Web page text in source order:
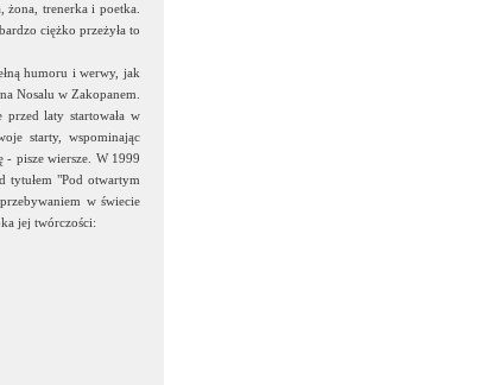
żona, trenerka i poetka.
ciężko przeżyła to
humoru i werwy, jak
Nosalu w Zakopanem.
przed laty startowała w
starty, wspominając
- pisze wiersze. W 1999
tytułem "Pod otwartym
w świecie
jej twórczości: